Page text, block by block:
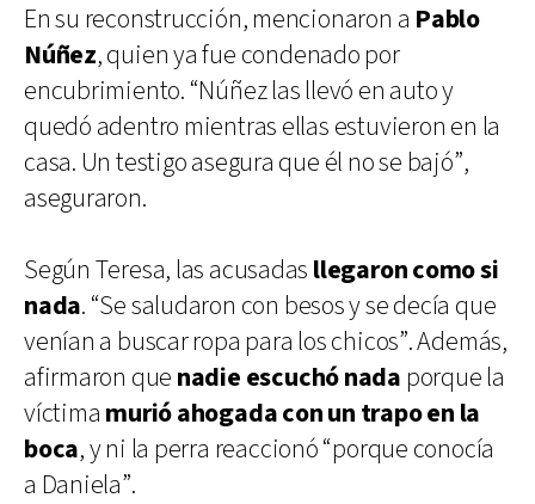
En su reconstrucción, mencionaron a Pablo
Núñez, quien ya fue condenado por
encubrimiento. “Núñez las llevó en auto y
quedó adentro mientras ellas estuvieron en la
casa. Un testigo asegura que él no se bajó”,
aseguraron.
Según Teresa, las acusadas llegaron como si
nada. “Se saludaron con besos y se decía que
venían a buscar ropa para los chicos”. Además,
afirmaron que nadie escuchó nada porque la
víctima murió ahogada con un trapo en la
boca, y ni la perra reaccionó “porque conocía
a Daniela”.